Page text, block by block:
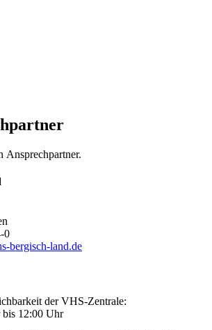
Ansprechpartner.
0
bergisch-land.de
der VHS-Zentrale:
12:00 Uhr